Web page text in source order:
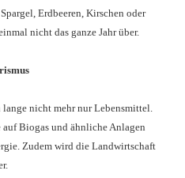
Erdbeeren, Kirschen oder
nicht das ganze Jahr über.
nicht mehr nur Lebensmittel.
Biogas und ähnliche Anlagen
Zudem wird die Landwirtschaft